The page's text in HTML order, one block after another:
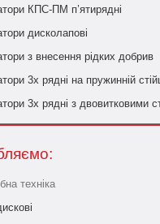
КПС-ПМ п’ятирядні
дисколапові
з внесення рідких добрив
3х рядні на пружинній
3х рядні з двовитковими
техніка